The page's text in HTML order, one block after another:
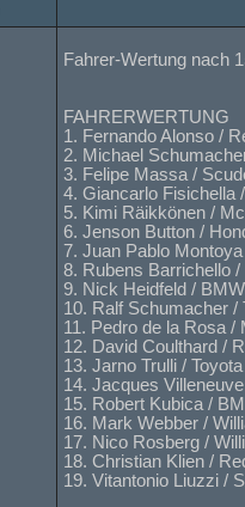
Fahrer-Wertung nach
FAHRERWERTUNG
1. Fernando Alonso /
2. Michael
3. Felipe Massa /
4. Giancarlo Fisichella
5. Kimi Räikkönen /
6. Jenson Button /
7. Juan Pablo
8. Rubens Barrichello
9. Nick Heidfeld /
10. Ralf Schumacher /
11. Pedro de la Rosa
12. David Coulthard /
13. Jarno Trulli /
14. Jacques
15. Robert Kubica /
16. Mark Webber /
17. Nico Rosberg /
18. Christian Klien /
19. Vitantonio Liuzzi /